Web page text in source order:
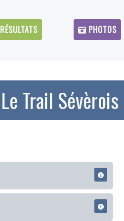
RÉSULTATS PHOTOS
Le Trail Sévèrois